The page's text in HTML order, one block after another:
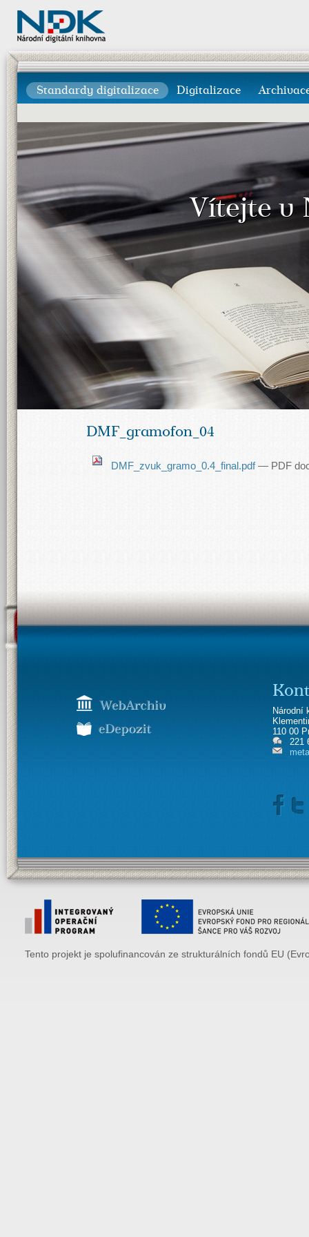
Standardy digitalizace Digitalizace
Vítejte v
DMF_gramofon_04
DMF_zvuk_gramo_0.4_final.pdf— PDF
Národní
110 00
221
Tento projekt je spolufinancován ze strukturálních fondů EU